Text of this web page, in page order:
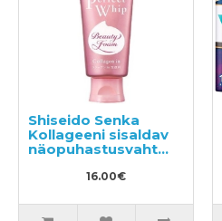
Shiseido Senka
Kollageeni sisaldav
näopuhastusvaht
16.00€